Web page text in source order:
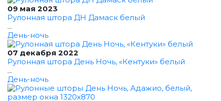
09 мая 2023
Рулонная штора ДН Дамаск белый
...
День-ночь
07 декабря 2022
Рулонная штора День Ночь, «Кентуки» белый
...
День-ночь